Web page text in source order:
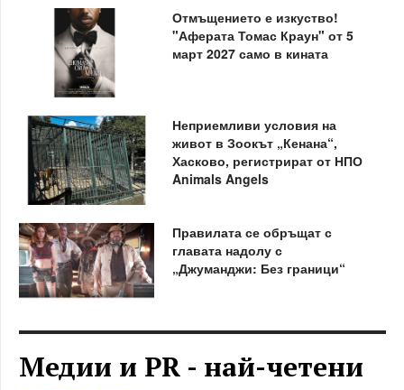
Отмъщението е изкуство!
"Аферата Томас Краун" от 5
март 2027 само в кината
Неприемливи условия на
живот в Зоокът „Кенана“,
Хасково, регистрират от НПО
Animals Angels
Правилата се обръщат с
главата надолу с
„Джуманджи: Без граници“
Медии и PR - най-четени